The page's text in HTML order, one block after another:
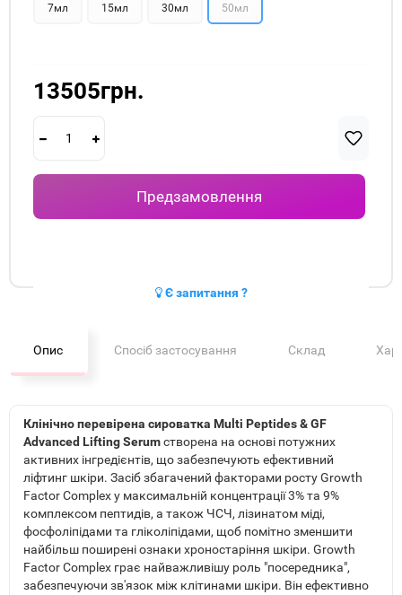
7мл 15мл 30мл 50мл
13505грн.
Предзамовлення
Є запитання ?
Опис Спосіб застосування Склад
Клінічно перевірена сироватка Multi Peptides & GF
Advanced Lifting Serumстворена на основі потужних
активних інгредієнтів, що забезпечують ефективний
ліфтинг шкіри. Засіб збагачений факторами росту Growth
Factor Complex у максимальній концентрації 3% та 9%
комплексом пептидів, а також ЧСЧ, лізинатом міді,
фосфоліпідами та гліколіпідами, щоб помітно зменшити
найбільш поширені ознаки хроностаріння шкіри. Growth
Factor Complex грає найважливішу роль "посередника",
забезпечуючи зв'язок між клітинами шкіри. Він ефективно